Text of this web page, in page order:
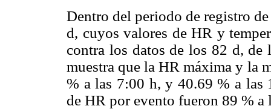
Dentro del periodo de registro
d, cuyos valores de HR y
contra los datos de los 82 d,
muestra que la HR máxima y la
% a las 7:00 h, y 40.69 % a las
de HR por evento fueron 89 %